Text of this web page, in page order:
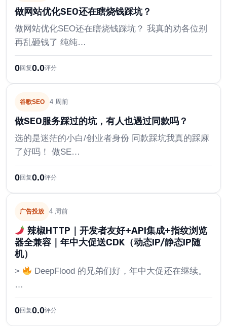
做网站优化SEO还在瞎烧钱踩坑？
做网站优化SEO还在瞎烧钱踩坑？ 我真的劝各位别
再乱砸钱了 纯纯…
0回复0.0评分
谷歌SEO 4 周前
做SEO服务踩过的坑，有人也遇过同款吗？
选的是迷茫的小白/创业者身份 同款踩坑我真的踩麻
了好吗！ 做SE…
0回复0.0评分
广告投放 4 周前
辣椒HTTP｜开发者友好+API集成+指纹浏览
器全兼容｜年中大促送CDK（动态IP/静态IP随
机）
>
DeepFlood 的兄弟们好，年中大促还在继续。
…
0回复0.0评分